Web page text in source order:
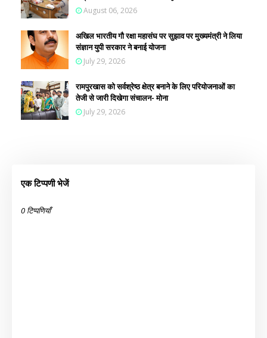
August 06, 2026
अखिल भारतीय गौ रक्षा महासंघ पर सुझाव पर मुख्यमंत्री ने लिया
संज्ञान युपी सरकार ने बनाई योजना
July 29, 2026
रामपुरखास को सर्वश्रेष्ठ क्षेत्र बनाने के लिए परियोजनाओं का
तेजी से जारी दिखेगा संचालन- मोना
July 29, 2026
एक टिप्पणी भेजें
0 टिप्पणियाँ